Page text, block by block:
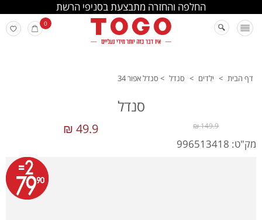
החלפה והחזרה מתבצעת בסניפי הרשת
0
דף הבית > ילדים > סנדל > סנדל אפור 34
סנדל
49.9 ₪ 149.9 ₪
מק"ט: 996513418